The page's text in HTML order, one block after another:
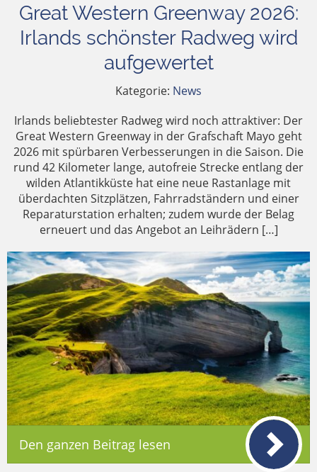
Great Western Greenway 2026:
Irlands schönster Radweg wird
aufgewertet
Kategorie: News
Irlands beliebtester Radweg wird noch attraktiver: Der
Great Western Greenway in der Grafschaft Mayo geht
2026 mit spürbaren Verbesserungen in die Saison. Die
rund 42 Kilometer lange, autofreie Strecke entlang der
wilden Atlantikküste hat eine neue Rastanlage mit
überdachten Sitzplätzen, Fahrradständern und einer
Reparaturstation erhalten; zudem wurde der Belag
erneuert und das Angebot an Leihrädern […]
Den ganzen Beitrag lesen